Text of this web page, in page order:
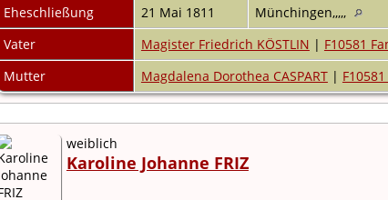
Eheschließung
21 Mai 1811
Münchingen,,,,,
Vater
Magister Friedrich KÖSTLIN | F10581
Mutter
Magdalena Dorothea CASPART|
weiblich
Karoline Johanne FRIZ